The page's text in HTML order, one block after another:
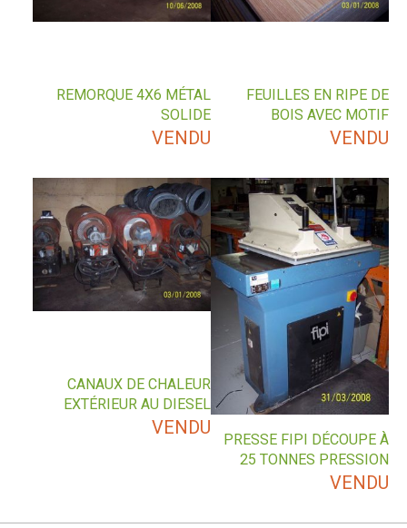
FEUILLES EN RIPE DE
BOIS AVEC MOTIF
VENDU
REMORQUE 4X6 MÉTAL
SOLIDE
VENDU
PRESSE FIPI DÉCOUPE À
25 TONNES PRESSION
VENDU
CANAUX DE CHALEUR
EXTÉRIEUR AU DIESEL
VENDU